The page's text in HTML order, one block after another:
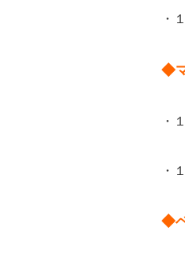
・
◆
・
・
◆